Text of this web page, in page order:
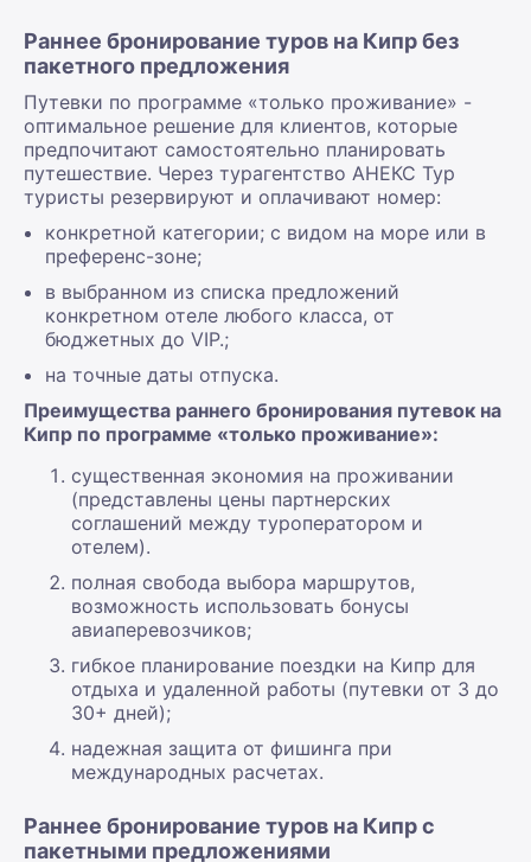
Раннее бронирование туров на Кипр без
пакетного предложения
Путевки по программе «только проживание» -
оптимальное решение для клиентов, которые
предпочитают самостоятельно планировать
путешествие. Через турагентство АНЕКС Тур
туристы резервируют и оплачивают номер:
конкретной категории; с видом на море или в
преференс-зоне;
в выбранном из списка предложений
конкретном отеле любого класса, от
бюджетных до VIP.;
на точные даты отпуска.
Преимущества раннего бронирования путевок на
Кипр по программе «только проживание»:
существенная экономия на проживании
(представлены цены партнерских
соглашений между туроператором и
отелем).
полная свобода выбора маршрутов,
возможность использовать бонусы
авиаперевозчиков;
гибкое планирование поездки на Кипр для
отдыха и удаленной работы (путевки от 3 до
30+ дней);
надежная защита от фишинга при
международных расчетах.
Раннее бронирование туров на Кипр с
пакетными предложениями